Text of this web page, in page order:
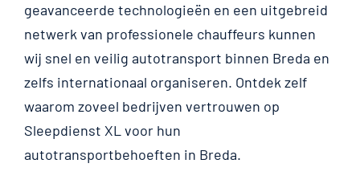
geavanceerde technologieën en een uitgebreid
netwerk van professionele chauffeurs kunnen
wij snel en veilig autotransport binnen Breda en
zelfs internationaal organiseren. Ontdek zelf
waarom zoveel bedrijven vertrouwen op
Sleepdienst XL voor hun
autotransportbehoeften in Breda.